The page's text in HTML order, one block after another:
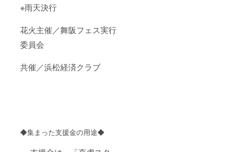
※雨天決行
花火主催／舞阪フェス実行
委員会
共催／浜松経済クラブ
◆集まった支援金の用途◆